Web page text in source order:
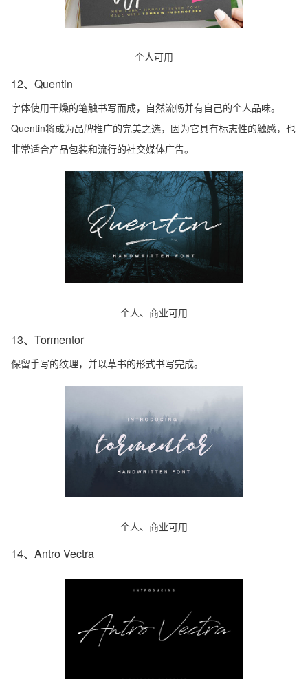
个人可用
12、 Quentin
字体使用干燥的笔触书写而成，自然流畅并有自己的个人品味。
Quentin将成为品牌推广的完美之选，因为它具有标志性的触感，也
非常适合产品包装和流行的社交媒体广告。
个人、商业可用
13、 Tormentor
保留手写的纹理，并以草书的形式书写完成。
个人、商业可用
14、 Antro Vectra